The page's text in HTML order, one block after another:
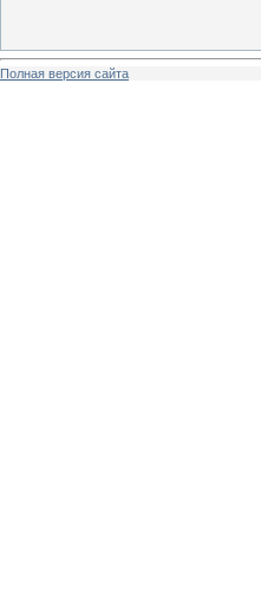
Полная версия сайта